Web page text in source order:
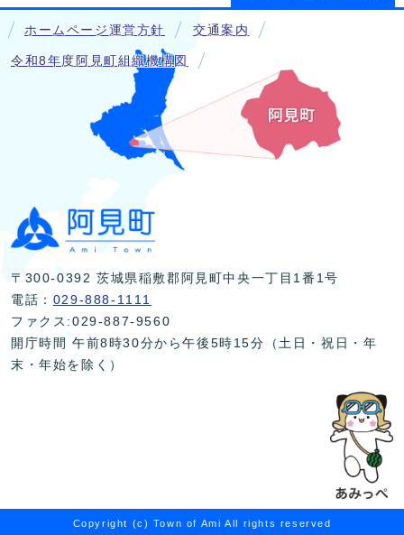
ホームページ運営方針 交通案内
令和8年度阿見町組織機構図
〒300-0392 茨城県稲敷郡阿見町中央一丁目1番1号
電話： 029-888-1111
ファクス:029-887-9560
開庁時間 午前8時30分から午後5時15分（土日・祝日・年
末・年始を除く）
Copyright (c) Town of Ami All rights reserved